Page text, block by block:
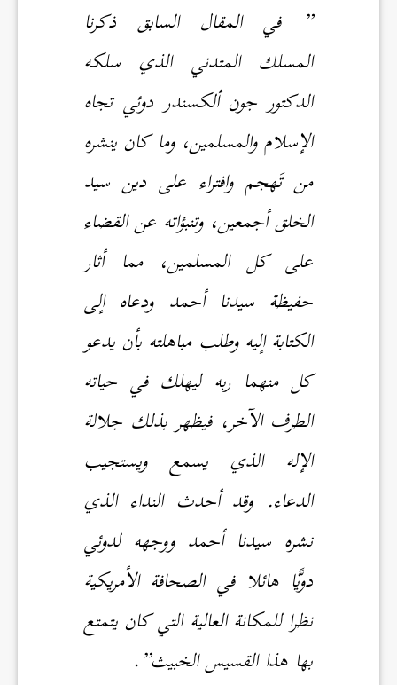
” في المقال السابق ذكرنا
المسلك المتدني الذي سلكه
الدكتور جون ألكسندر دوئي تجاه
الإسلام والمسلمين، وما كان ينشره
من تَهجم وافتراء على دين سيد
الخلق أجمعين، وتنبؤاته عن القضاء
على كل المسلمين، مما أثار
حفيظة سيدنا أحمد ودعاه إلى
الكتابة إليه وطلب مباهلته بأن يدعو
كل منهما ربه ليهلك في حياته
الطرف الآخر، فيظهر بذلك جلالة
الإله الذي يسمع ويستجيب
الدعاء. وقد أحدث النداء الذي
نشره سيدنا أحمد ووجهه لدوئي
دويًّا هائلا في الصحافة الأمريكية
نظرا للمكانة العالية التي كان يتمتع
بها هذا القسيس الخبيث”.